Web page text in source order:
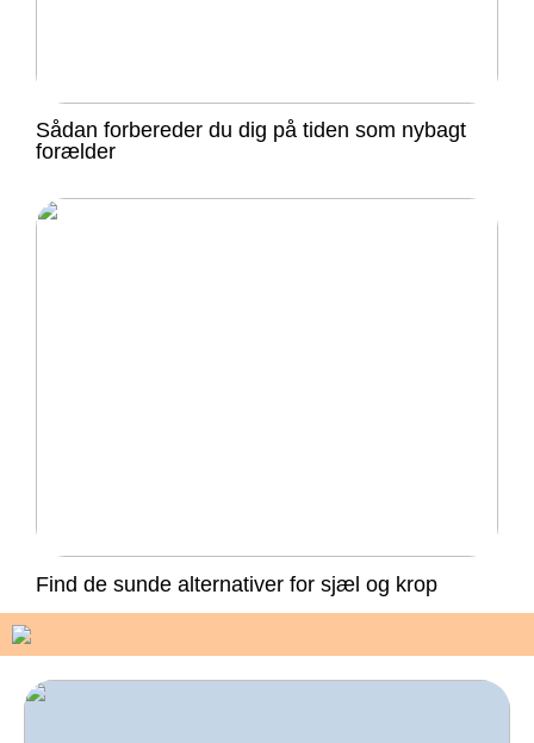
Sådan forbereder du dig på tiden som nybagt
forælder
Find de sunde alternativer for sjæl og krop